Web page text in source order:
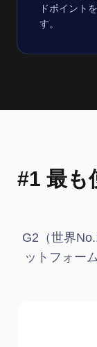
ドポイント
す。
#1 最も
G2（世界
ットフォー